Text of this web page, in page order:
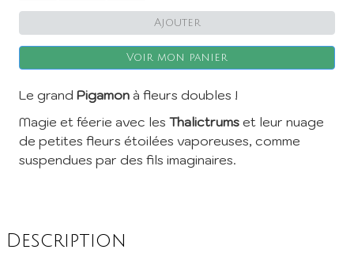
Ajouter
Voir mon panier
Le grand Pigamon à fleurs doubles !
Magie et féerie avec les Thalictrums et leur nuage
de petites fleurs étoilées vaporeuses, comme
suspendues par des fils imaginaires.
Description